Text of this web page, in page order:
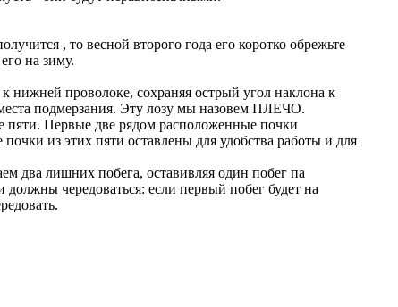
, то весной второго года его коротко обрежьте
на зиму.
проволоке, сохраняя острый угол наклона к
подмерзания. Эту лозу мы назовем ПЛЕЧО.
пяти. Первые две рядом расположенные почки
из этих пяти оставлены для удобства работы и для
два лишних побега, оставивляя один побег па
чередоваться: если первый побег будет на